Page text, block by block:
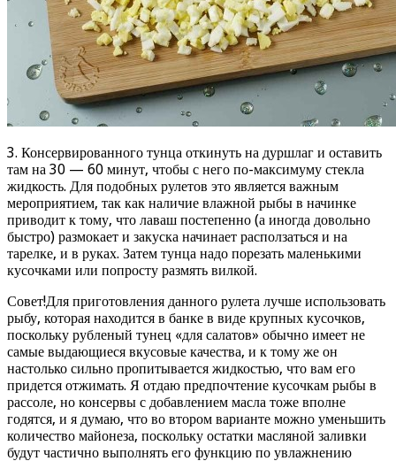
3. Консервированного тунца откинуть на дуршлаг и оставить
там на 30 — 60 минут, чтобы с него по-максимуму стекла
жидкость. Для подобных рулетов это является важным
мероприятием, так как наличие влажной рыбы в начинке
приводит к тому, что лаваш постепенно (а иногда довольно
быстро) размокает и закуска начинает расползаться и на
тарелке, и в руках. Затем тунца надо порезать маленькими
кусочками или попросту размять вилкой.
Совет!Для приготовления данного рулета лучше использовать
рыбу, которая находится в банке в виде крупных кусочков,
поскольку рубленый тунец «для салатов» обычно имеет не
самые выдающиеся вкусовые качества, и к тому же он
настолько сильно пропитывается жидкостью, что вам его
придется отжимать. Я отдаю предпочтение кусочкам рыбы в
рассоле, но консервы с добавлением масла тоже вполне
годятся, и я думаю, что во втором варианте можно уменьшить
количество майонеза, поскольку остатки масляной заливки
будут частично выполнять его функцию по увлажнению